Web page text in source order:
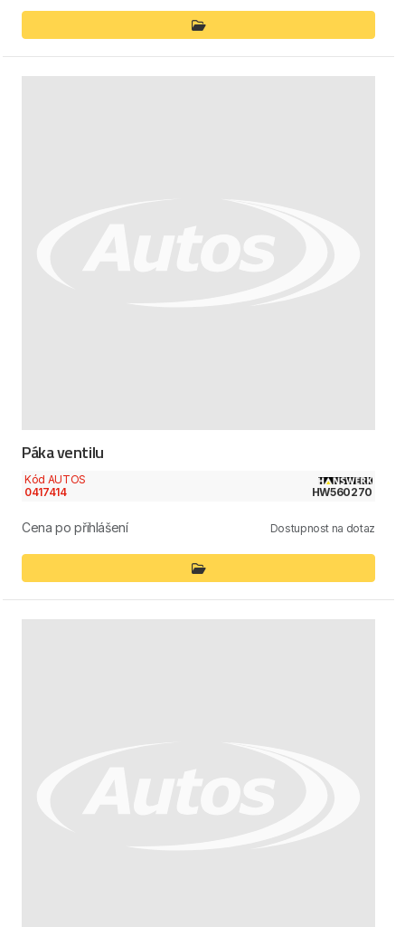
Páka ventilu
Kód AUTOS
0417414
HW560270
Cena po přihlášení Dostupnost na dotaz